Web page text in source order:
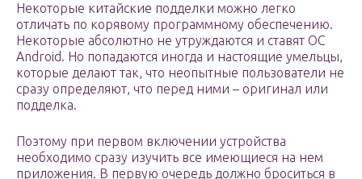
Некоторые китайские подделки можно легко
отличать по корявому программному обеспечению.
Некоторые абсолютно не утруждаются и ставят ОС
Android. Но попадаются иногда и настоящие умельцы,
которые делают так, что неопытные пользователи не
сразу определяют, что перед ними – оригинал или
подделка.
Поэтому при первом включении устройства
необходимо сразу изучить все имеющиеся на нем
приложения. В первую очередь должно броситься в